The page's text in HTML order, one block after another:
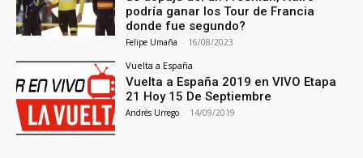
podría ganar los Tour de Francia
donde fue segundo?
Felipe Umaña - 16/08/2023
Vuelta a España
Vuelta a España 2019 en VIVO Etapa
21 Hoy 15 De Septiembre
Andrés Urrego - 14/09/2019